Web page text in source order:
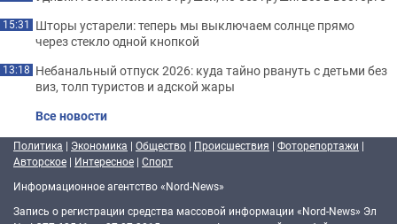
15:31 Шторы устарели: теперь мы выключаем солнце прямо
через стекло одной кнопкой
13:18 Небанальный отпуск 2026: куда тайно рвануть с детьми без
виз, толп туристов и адской жары
Все новости
Политика | Экономика | Общество | Происшествия | Фоторепортажи |
Авторское | Интересное | Спорт
Информационное агентство «Nord-News»
Запись о регистрации средства массовой информации «Nord-News» Эл